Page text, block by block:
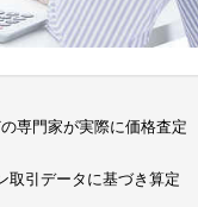
専門家が実際に価格査定
取引データに基づき算定